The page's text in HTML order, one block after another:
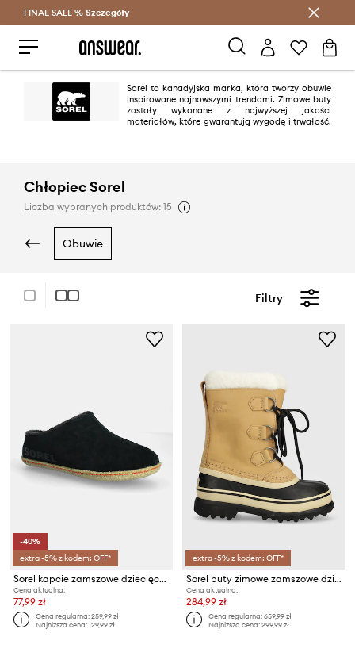
Oszczędzaj z Answear Club >
FINAL SALE % Szczegóły
Sorel to kanadyjska marka, która tworzy obuwie
inspirowane najnowszymi trendami. Zimowe buty
zostały wykonane z najwyższej jakości
materiałów, które gwarantują wygodę i trwałość.
Chłopiec Sorel
Liczba wybranych produktów: 15
obuwie
Filtry
-40%
extra -5% z kodem: OFF*
Sorel kapcie zamszowe dziecięce YOUTH LANNER RIDGE
Cena aktualna:
77,99 zł
Cena regularna:259,99 zł
Najniższa cena:129,99 zł
extra -5% z kodem: OFF*
Sorel buty zimowe zamszowe dziecięce 1123511
Cena aktualna:
284,99 zł
Cena regularna:659,99 zł
Najniższa cena:299,99 zł